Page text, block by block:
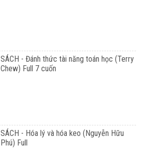
SÁCH - Đánh thức tài năng toán học (Terry
Chew) Full 7 cuốn
SÁCH - Hóa lý và hóa keo (Nguyễn Hữu
Phú) Full